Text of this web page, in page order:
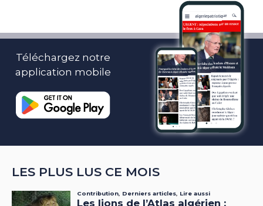
Téléchargez notre
application mobile
LES PLUS LUS CE MOIS